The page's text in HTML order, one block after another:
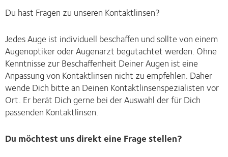
Du hast Fragen zu unseren Kontaktlinsen?
Jedes Auge ist individuell beschaffen und sollte von einem
Augenoptiker oder Augenarzt begutachtet werden. Ohne
Kenntnisse zur Beschaffenheit Deiner Augen ist eine
Anpassung von Kontaktlinsen nicht zu empfehlen. Daher
wende Dich bitte an Deinen Kontaktlinsenspezialisten vor
Ort. Er berät Dich gerne bei der Auswahl der für Dich
passenden Kontaktlinsen.
Du möchtest uns direkt eine Frage stellen?